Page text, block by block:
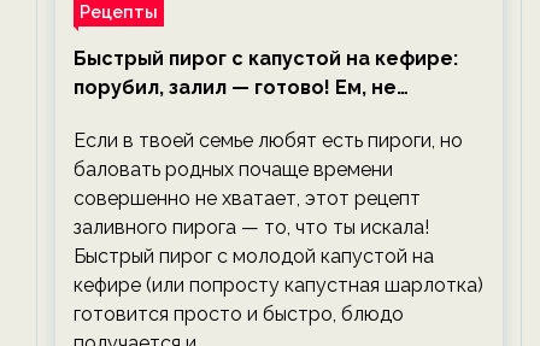
Рецепты
Быстрый пирог с капустой на кефире:
порубил, залил — готово! Ем, не
Если в твоей семье любят есть пироги, но
баловать родных почаще времени
совершенно не хватает, этот рецепт
заливного пирога — то, что ты искала!
Быстрый пирог с молодой капустой на
кефире (или попросту капустная шарлотка)
готовится просто и быстро, блюдо